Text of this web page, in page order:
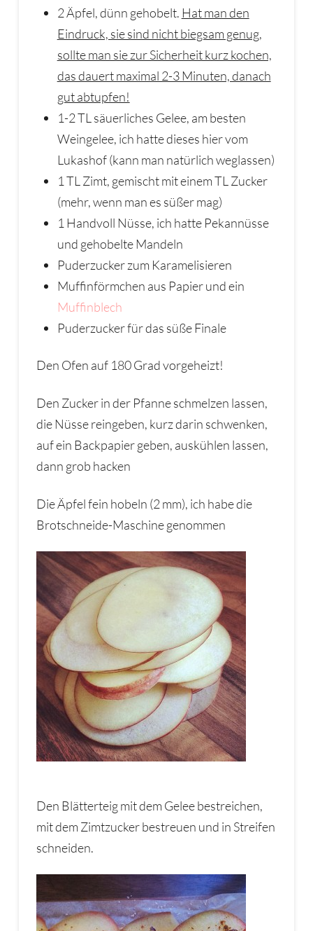
2 Äpfel, dünn gehobelt. Hat man den
Eindruck, sie sind nicht biegsam genug,
sollte man sie zur Sicherheit kurz kochen,
das dauert maximal 2-3 Minuten, danach
gut abtupfen!
1-2 TL säuerliches Gelee, am besten
Weingelee, ich hatte dieses hier vom
Lukashof (kann man natürlich weglassen)
1 TL Zimt, gemischt mit einem TL Zucker
(mehr, wenn man es süßer mag)
1 Handvoll Nüsse, ich hatte Pekannüsse
und gehobelte Mandeln
Puderzucker zum Karamelisieren
Muffinförmchen aus Papier und ein
Muffinblech
Puderzucker für das süße Finale
Den Ofen auf 180 Grad vorgeheizt!
Den Zucker in der Pfanne schmelzen lassen,
die Nüsse reingeben, kurz darin schwenken,
auf ein Backpapier geben, auskühlen lassen,
dann grob hacken
Die Äpfel fein hobeln (2 mm), ich habe die
Brotschneide-Maschine genommen
Den Blätterteig mit dem Gelee bestreichen,
mit dem Zimtzucker bestreuen und in Streifen
schneiden.